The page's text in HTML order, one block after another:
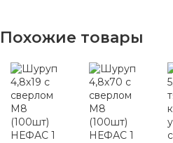
для хозяйственно-
БРЕНД Sparta
МАТЕРИАЛ
универсальные
МАТЕРИАЛ
Похожие товары